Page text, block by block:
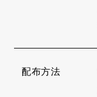
配布方法